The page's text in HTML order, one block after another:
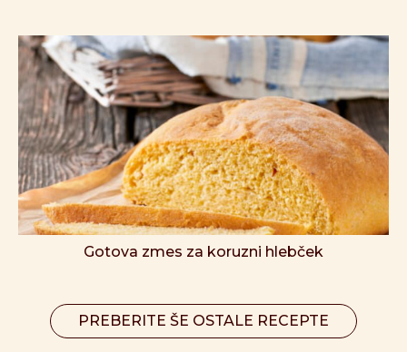
Gotova zmes za koruzni hlebček
PREBERITE ŠE OSTALE RECEPTE